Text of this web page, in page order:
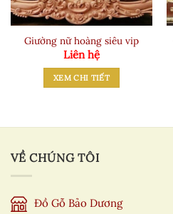
Giường nữ hoàng siêu vip
Liên hệ
XEM CHI TIẾT
VỀ CHÚNG TÔI
Đồ Gỗ Bảo Dương